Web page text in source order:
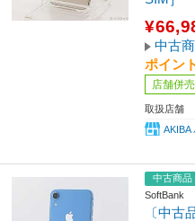
中古
ポイン
店舗併
取扱店舗
AKIBA
中古商品
SoftBank
〔中古